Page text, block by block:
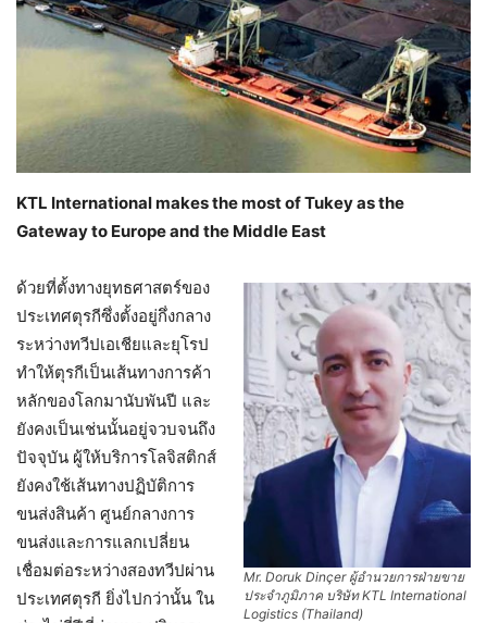
KTL International makes the most of Tukey as the
Gateway to Europe and the Middle East
Mr. Doruk Dinçer ผู้อำนวยการฝ่ายขาย
ประจำภูมิภาค บริษัท KTL International
Logistics (Thailand)
ด้วยที่ตั้งทางยุทธศาสตร์ของ
ประเทศตุรกีซึ่งตั้งอยู่กึ่งกลาง
ระหว่างทวีปเอเชียและยุโรป
ทำให้ตุรกีเป็นเส้นทางการค้า
หลักของโลกมานับพันปี และ
ยังคงเป็นเช่นนั้นอยู่จวบจนถึง
ปัจจุบัน ผู้ให้บริการโลจิสติกส์
ยังคงใช้เส้นทางปฏิบัติการ
ขนส่งสินค้า ศูนย์กลางการ
ขนส่งและการแลกเปลี่ยน
เชื่อมต่อระหว่างสองทวีปผ่าน
ประเทศตุรกี ยิ่งไปกว่านั้น ใน